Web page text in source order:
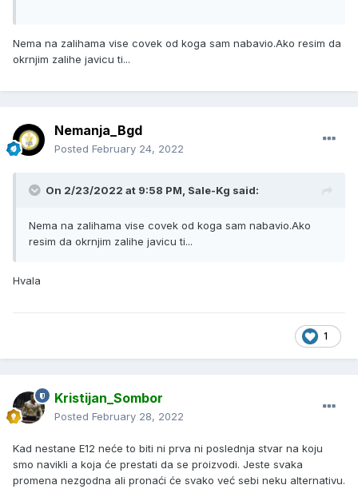
Nema na zalihama vise covek od koga sam nabavio.Ako resim da
okrnjim zalihe javicu ti...
Nemanja_Bgd
Posted February 24, 2022
On 2/23/2022 at 9:58 PM, Sale-Kg said:
Nema na zalihama vise covek od koga sam nabavio.Ako
resim da okrnjim zalihe javicu ti...
Hvala
1
Kristijan_Sombor
Posted February 28, 2022
Kad nestane E12 neće to biti ni prva ni poslednja stvar na koju
smo navikli a koja će prestati da se proizvodi. Jeste svaka
promena nezgodna ali pronaći će svako već sebi neku alternativu.